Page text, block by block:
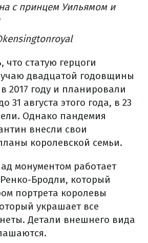
с принцем Уильямом и
что статую герцоги
двадцатой годовщины
2017 году и планировали
31 августа этого года, в 23
Однако пандемия
внесли свои
королевской семьи.
монументом работает
Бродли, который
портрета королевы
украшает все
Детали внешнего вида